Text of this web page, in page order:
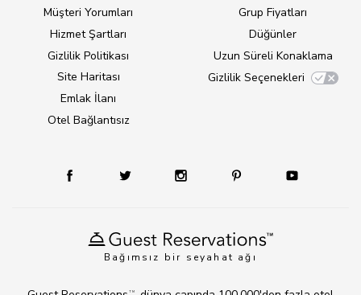
Bağımsız bir seyahat ağı
Müşteri Yorumları
Hizmet Şartları
Gizlilik Politikası
Site Haritası
Emlak İlanı
Otel Bağlantısız
Grup Fiyatları
Düğünler
Uzun Süreli Konaklama
Gizlilik Seçenekleri
TM